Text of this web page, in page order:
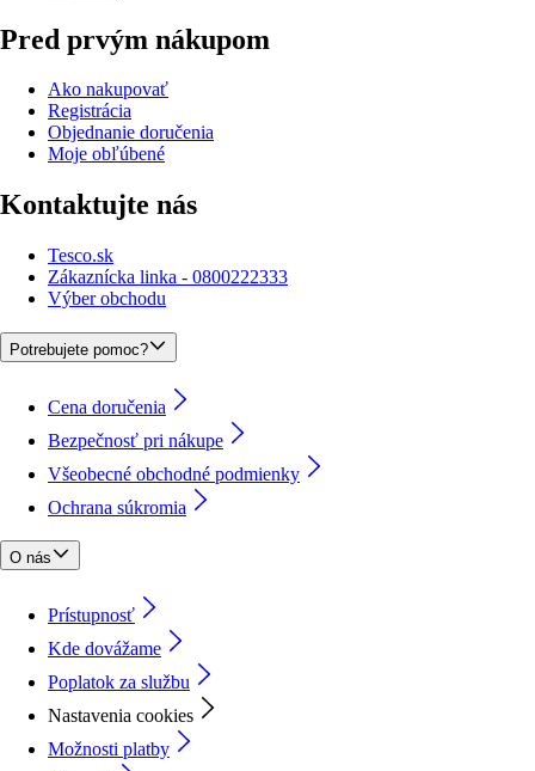
Pred prvým nákupom
Ako nakupovať
Registrácia
Objednanie doručenia
Moje obľúbené
Kontaktujte nás
Tesco.sk
Zákaznícka linka - 0800222333
Výber obchodu
Potrebujete pomoc?
Cena doručenia
Bezpečnosť pri nákupe
Všeobecné obchodné podmienky
Ochrana súkromia
O nás
Prístupnosť
Kde dovážame
Poplatok za službu
Nastavenia cookies
Možnosti platby